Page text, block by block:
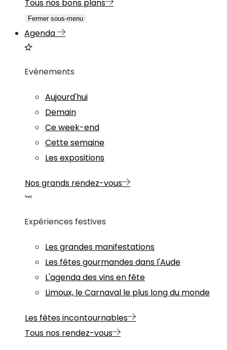
Tous nos bons plans
Fermer sous-menu
Agenda
Evénements
Aujourd'hui
Demain
Ce week-end
Cette semaine
Les expositions
Nos grands rendez-vous
Expériences festives
Les grandes manifestations
Les fêtes gourmandes dans l'Aude
L'agenda des vins en fête
Limoux, le Carnaval le plus long du monde
Les fêtes incontournables
Tous nos rendez-vous